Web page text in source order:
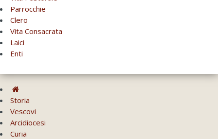
Parrocchie
Clero
Vita Consacrata
Laici
Enti
Storia
Vescovi
Arcidiocesi
Curia